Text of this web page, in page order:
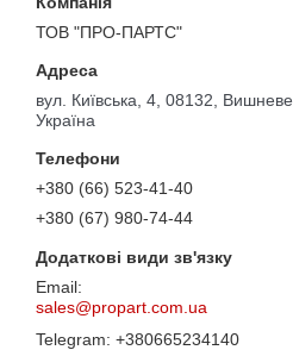
ТОВ "ПРО-ПАРТС"
вул. Київська, 4, 08132, Вишневе,
Україна
+380 (66) 523-41-40
+380 (67) 980-74-44
sales@propart.com.ua
+380665234140